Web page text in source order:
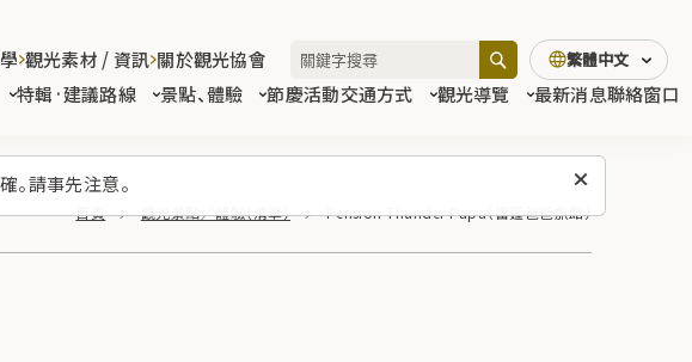
請事先注意。
特輯·建議路線 景點、體驗 節慶活動交通方式 觀光導覽 最新消息聯絡窗口
觀光素材 / 資訊 關於觀光協會 繁體中文
首頁 觀光景點／體驗（清單） Pension Thunder Papa（雷霆爸爸旅館）